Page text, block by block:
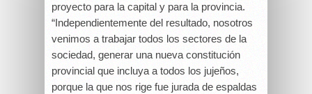
proyecto para la capital y para la provincia.
“Independientemente del resultado, nosotros
venimos a trabajar todos los sectores de la
sociedad, generar una nueva constitución
provincial que incluya a todos los jujeños,
porque la que nos rige fue jurada de espaldas